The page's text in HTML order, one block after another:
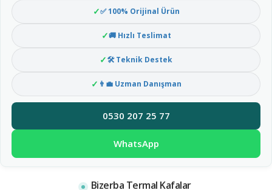
✅ 100% Orijinal Ürün
🚚 Hızlı Teslimat
🛠 Teknik Destek
👨‍💼 Uzman Danışman
0530 207 25 77
WhatsApp
Bizerba Termal Kafalar